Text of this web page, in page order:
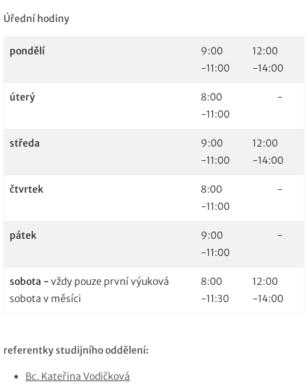
Úřední hodiny
pondělí
9:00
-11:00
12:00
-14:00
úterý
8:00
-11:00
-
středa
9:00
-11:00
12:00
-14:00
čtvrtek
8:00
-11:00
-
pátek
9:00
-11:00
-
sobota - vždy pouze první výuková
sobota v měsíci
8:00
-11:30
12:00
-14:00
referentky studijního oddělení:
Bc. Kateřina Vodičková